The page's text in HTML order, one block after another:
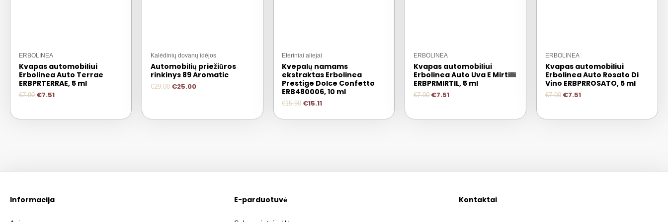
ERBOLINEA
Kvapas automobiliui
Erbolinea Auto Terrae
ERBPRTERRAE, 5 ml
€7.90 €7.51
Kalėdinių dovanų idėjos
Automobilių priežiūros
rinkinys 89 Aromatic
€29.00 €25.00
Eteriniai aliejai
Kvepalų namams
ekstraktas Erbolinea
Prestige Dolce Confetto
ERB480006, 10 ml
€15.90 €15.11
ERBOLINEA
Kvapas automobiliui
Erbolinea Auto Uva E Mirtilli
ERBPRMIRTIL, 5 ml
€7.90 €7.51
ERBOLINEA
Kvapas automobiliui
Erbolinea Auto Rosato Di
Vino ERBPRROSATO, 5 ml
€7.90 €7.51
Informacija E-parduotuvė Kontaktai